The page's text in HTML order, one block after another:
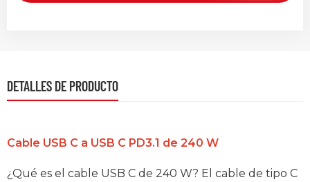
DETALLES DE PRODUCTO
Cable USB C a USB C PD3.1 de 240 W
¿Qué es el cable USB C de 240 W? El cable de tipo C